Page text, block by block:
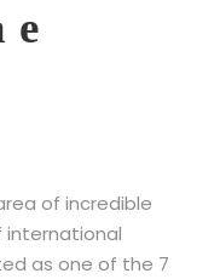
e
of incredible
international
as one of the 7